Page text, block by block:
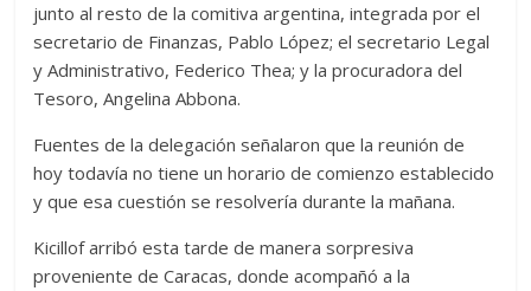
junto al resto de la comitiva argentina, integrada por el
secretario de Finanzas, Pablo López; el secretario Legal
y Administrativo, Federico Thea; y la procuradora del
Tesoro, Angelina Abbona.
Fuentes de la delegación señalaron que la reunión de
hoy todavía no tiene un horario de comienzo establecido
y que esa cuestión se resolvería durante la mañana.
Kicillof arribó esta tarde de manera sorpresiva
proveniente de Caracas, donde acompañó a la